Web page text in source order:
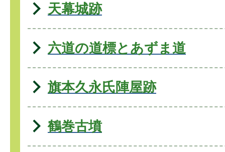
天幕城跡
六道の道標とあずま道
旗本久永氏陣屋跡
鶴巻古墳